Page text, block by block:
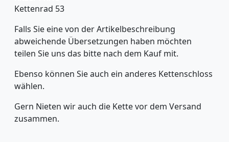
Kettenrad 53
Falls Sie eine von der Artikelbeschreibung
abweichende Übersetzungen haben möchten
teilen Sie uns das bitte nach dem Kauf mit.
Ebenso können Sie auch ein anderes Kettenschloss
wählen.
Gern Nieten wir auch die Kette vor dem Versand
zusammen.